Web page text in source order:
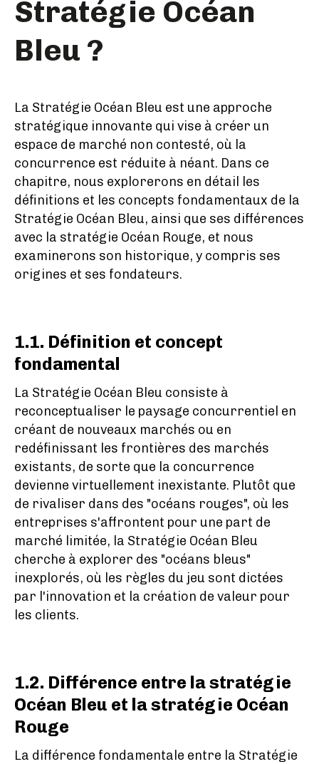
Stratégie Océan
Bleu ?
La Stratégie Océan Bleu est une approche
stratégique innovante qui vise à créer un
espace de marché non contesté, où la
concurrence est réduite à néant. Dans ce
chapitre, nous explorerons en détail les
définitions et les concepts fondamentaux de la
Stratégie Océan Bleu, ainsi que ses différences
avec la stratégie Océan Rouge, et nous
examinerons son historique, y compris ses
origines et ses fondateurs.
1.1. Définition et concept
fondamental
La Stratégie Océan Bleu consiste à
reconceptualiser le paysage concurrentiel en
créant de nouveaux marchés ou en
redéfinissant les frontières des marchés
existants, de sorte que la concurrence
devienne virtuellement inexistante. Plutôt que
de rivaliser dans des "océans rouges", où les
entreprises s'affrontent pour une part de
marché limitée, la Stratégie Océan Bleu
cherche à explorer des "océans bleus"
inexplorés, où les règles du jeu sont dictées
par l'innovation et la création de valeur pour
les clients.
1.2. Différence entre la stratégie
Océan Bleu et la stratégie Océan
Rouge
La différence fondamentale entre la Stratégie